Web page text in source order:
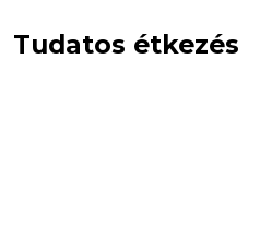
Tudatos étkezés